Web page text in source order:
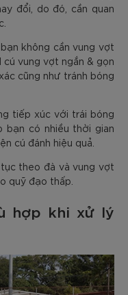
đổi, do đó, cần quan
không cần vung vợt
vung vợt ngắn & gọn
cũng như tránh bóng
tiếp xúc với trái bóng
có nhiều thời gian
cú đánh hiệu quả.
theo đà và vung vợt
quỹ đạo thấp.
hợp khi xử lý